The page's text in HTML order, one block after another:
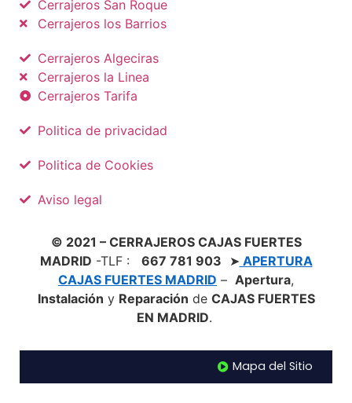
Cerrajeros San Roque
Cerrajeros los Barrios
Cerrajeros Algeciras
Cerrajeros la Linea
Cerrajeros Tarifa
Politica de privacidad
Politica de Cookies
Aviso legal
© 2021 – CERRAJEROS CAJAS FUERTES
MADRID -TLF : 667 781 903 ➤ APERTURA
CAJAS FUERTES MADRID – Apertura,
Instalación y Reparación de CAJAS FUERTES
EN MADRID.
Mapa del Sitio